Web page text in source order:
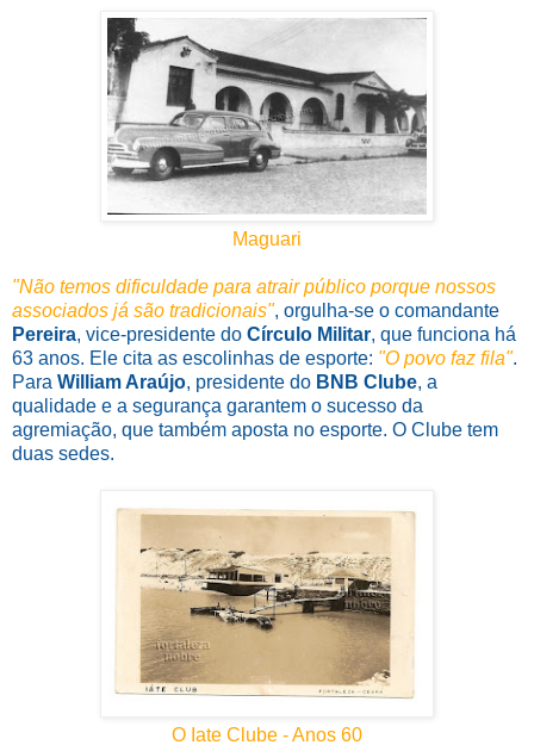
Maguari
"Não temos dificuldade para atrair público porque nossos
associados já são tradicionais", orgulha-se o comandante
Pereira, vice-presidente do Círculo Militar, que funciona há
63 anos. Ele cita as escolinhas de esporte: "O povo faz fila".
Para William Araújo, presidente do BNB Clube, a
qualidade e a segurança garantem o sucesso da
agremiação, que também aposta no esporte. O Clube tem
duas sedes.
O Iate Clube - Anos 60